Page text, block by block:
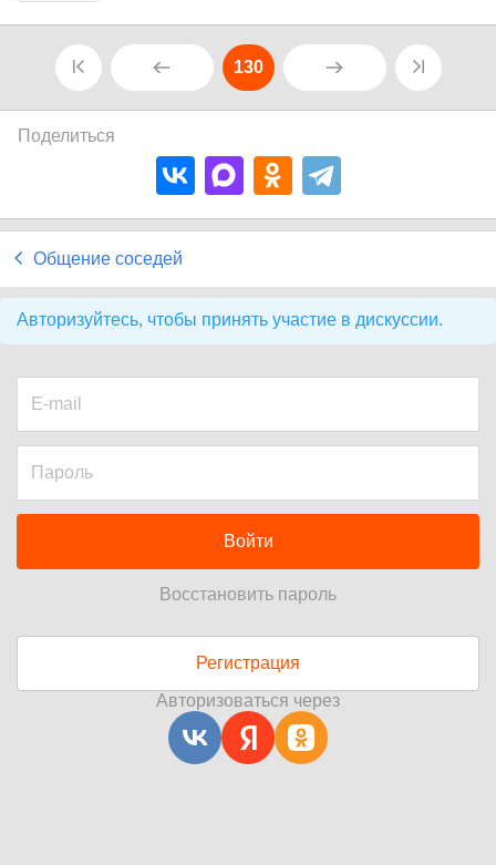
130
Поделиться
Общение соседей
Авторизуйтесь, чтобы принять участие в дискуссии.
Войти
Восстановить пароль
Регистрация
Авторизоваться через